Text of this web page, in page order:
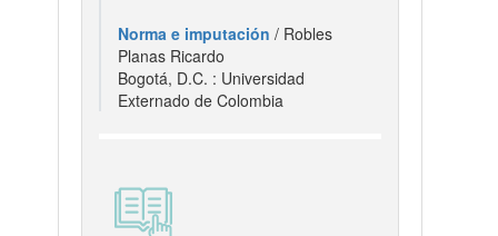
Norma e imputación / Robles
Planas Ricardo
Bogotá, D.C. : Universidad
Externado de Colombia